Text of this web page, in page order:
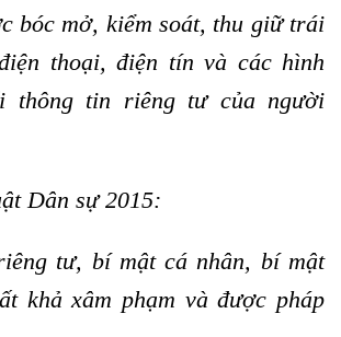
bóc mở, kiểm soát, thu giữ trái
thoại, điện tín và các hình
thông tin riêng tư của người
Dân sự 2015:
tư, bí mật cá nhân, bí mật
khả xâm phạm và được pháp